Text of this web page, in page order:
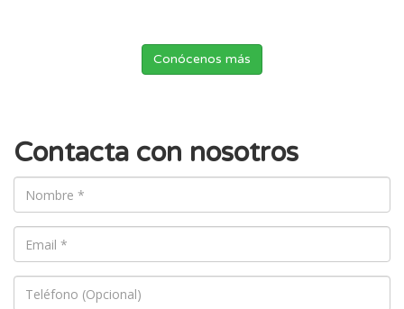
Conócenos más
Contacta con nosotros